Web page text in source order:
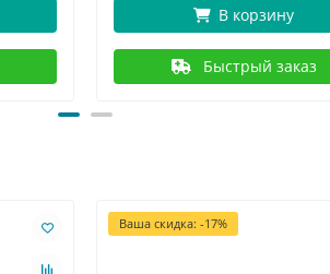
В корзину
Быстрый заказ
Ваша скидка: -17%